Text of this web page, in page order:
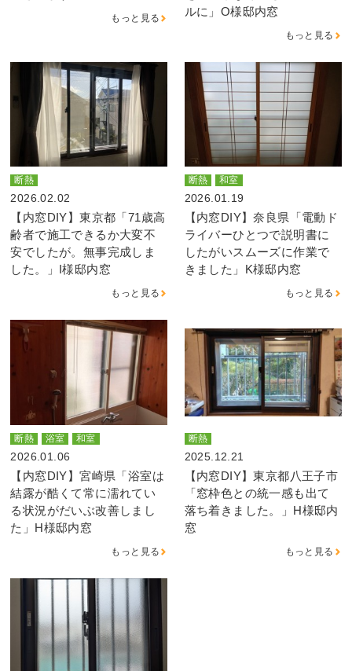
もっと見る
ルに」O様邸内窓
もっと見る
断熱
2026.02.02
【内窓DIY】東京都「71歳高
齢者で施工できるか大変不
安でしたが。無事完成しま
した。」I様邸内窓
もっと見る
断熱 和室
2026.01.19
【内窓DIY】奈良県「電動ド
ライバーひとつで説明書に
したがいスムーズに作業で
きました」K様邸内窓
もっと見る
断熱 浴室 和室
2026.01.06
【内窓DIY】宮崎県「浴室は
結露が酷くて常に濡れてい
る状況がだいぶ改善しまし
た」H様邸内窓
もっと見る
断熱
2025.12.21
【内窓DIY】東京都八王子市
「窓枠色との統一感も出て
落ち着きました。」H様邸内
窓
もっと見る